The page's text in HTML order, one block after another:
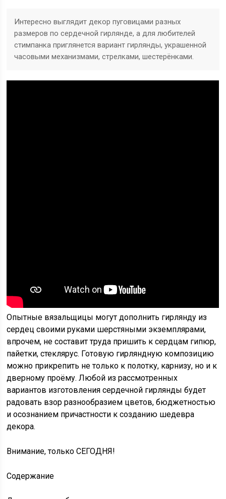
Интересно выглядит декор пуговицами разных
размеров по сердечной гирлянде, а для любителей
стимпанка приглянется вариант гирлянды, украшенной
часовыми механизмами, стрелками, шестерёнками.
Опытные вязальщицы могут дополнить гирлянду из
сердец своими руками шерстяными экземплярами,
впрочем, не составит труда пришить к сердцам гипюр,
пайетки, стеклярус. Готовую гирляндную композицию
можно прикрепить не только к полотку, карнизу, но и к
дверному проёму. Любой из рассмотренных
вариантов изготовления сердечной гирлянды будет
радовать взор разнообразием цветов, бюджетностью
и осознанием причастности к созданию шедевра
декора.
Внимание, только СЕГОДНЯ!
Содержание